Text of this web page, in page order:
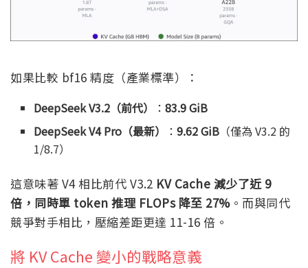
如果比較 bf16 精度（產業標準）：
DeepSeek V3.2（前代） ：83.9 GiB
DeepSeek V4 Pro（最新）
：9.62 GiB （僅為 V3.2 的
1/8.7）
這意味著 V4 相比前代 V3.2 KV Cache 減少了近 9
倍，同時單 token 推理 FLOPs 降至 27%。而與同代
競爭對手相比，壓縮差距更達 11-16 倍。
將 KV Cache 變小的戰略意義